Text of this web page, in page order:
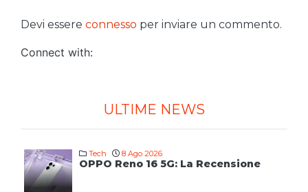
Devi essere connesso per inviare un commento.
Connect with:
ULTIME NEWS
Tech 8 Ago 2026
OPPO Reno 16 5G: La Recensione